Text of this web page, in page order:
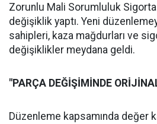
Zorunlu Mali Sorumluluk
değişiklik yaptı. Yeni
sahipleri, kaza mağdurları ve
değişiklikler meydana geldi.
"PARÇA DEĞİŞİMİNDE
Düzenleme kapsamında değer